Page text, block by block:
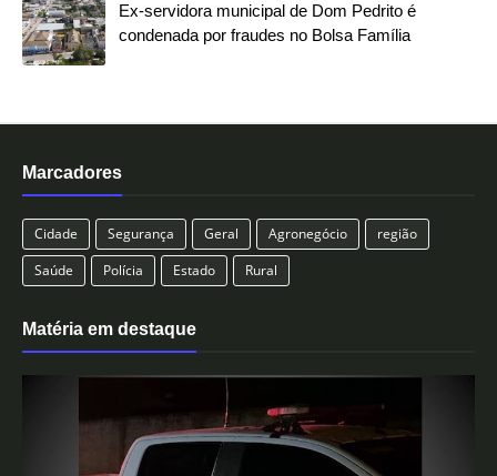
Ex-servidora municipal de Dom Pedrito é
condenada por fraudes no Bolsa Família
Marcadores
Cidade Segurança Geral Agronegócio
região
Saúde
Polícia Estado Rural
Matéria em destaque